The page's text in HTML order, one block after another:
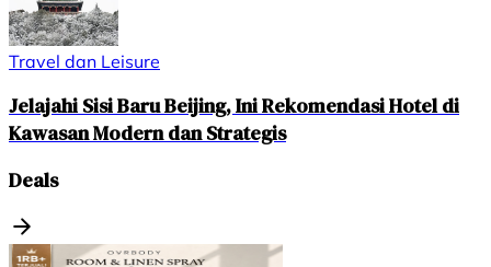
Travel dan Leisure
Jelajahi Sisi Baru Beijing, Ini Rekomendasi Hotel di
Kawasan Modern dan Strategis
Deals